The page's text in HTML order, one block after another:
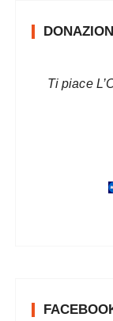
DONAZIONI
Ti piace